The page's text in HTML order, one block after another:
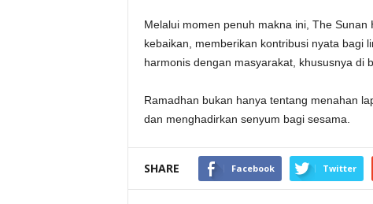
Melalui momen penuh makna ini, The
kebaikan, memberikan kontribusi nyata bagi
harmonis dengan masyarakat, khususnya di
Ramadhan bukan hanya tentang menahan
dan menghadirkan senyum bagi sesama.
SHARE Facebook Twitter